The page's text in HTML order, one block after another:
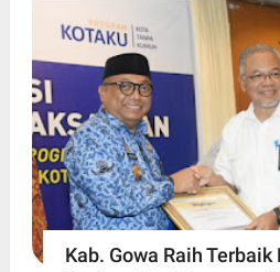
Kab. Gowa Raih